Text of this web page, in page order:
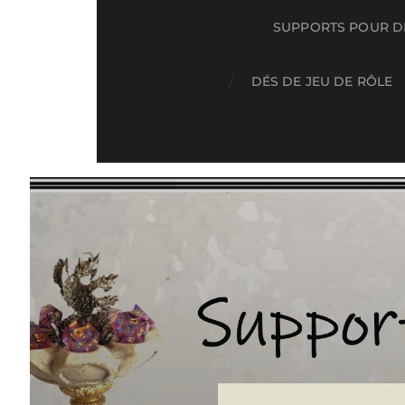
SUPPORTS POUR
DÉS DE JEU DE RÔLE